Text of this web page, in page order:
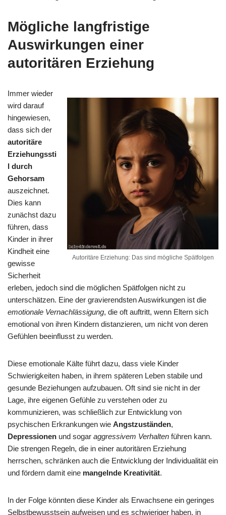
Mögliche langfristige
Auswirkungen einer
autoritären Erziehung
Autoritäre Erziehung: Das sind mögliche Spätfolgen
Immer wieder
wird darauf
hingewiesen,
dass sich der
autoritäre
Erziehungssti
l durch
Gehorsam
auszeichnet.
Dies kann
zunächst dazu
führen, dass
Kinder in ihrer
Kindheit eine
gewisse
Sicherheit
erleben, jedoch sind die möglichen Spätfolgen nicht zu
unterschätzen. Eine der gravierendsten Auswirkungen ist die
emotionale Vernachlässigung, die oft auftritt, wenn Eltern sich
emotional von ihren Kindern distanzieren, um nicht von deren
Gefühlen beeinflusst zu werden.
Diese emotionale Kälte führt dazu, dass viele Kinder
Schwierigkeiten haben, in ihrem späteren Leben stabile und
gesunde Beziehungen aufzubauen. Oft sind sie nicht in der
Lage, ihre eigenen Gefühle zu verstehen oder zu
kommunizieren, was schließlich zur Entwicklung von
psychischen Erkrankungen wie Angstzuständen,
Depressionen und sogar aggressivem Verhalten führen kann.
Die strengen Regeln, die in einer autoritären Erziehung
herrschen, schränken auch die Entwicklung der Individualität ein
und fördern damit eine mangelnde Kreativität.
In der Folge könnten diese Kinder als Erwachsene ein geringes
Selbstbewusstsein aufweisen und es schwieriger haben, in